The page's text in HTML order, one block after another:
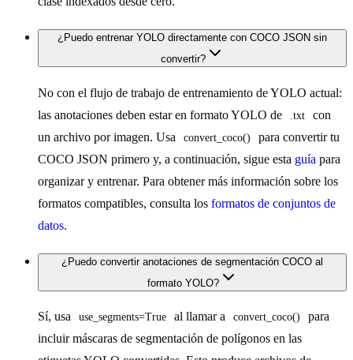
¿Puedo entrenar YOLO directamente con COCO JSON sin
convertir?
No con el flujo de trabajo de entrenamiento de YOLO actual:
las anotaciones deben estar en formato YOLO de
.txt
con
un archivo por imagen. Usa
convert_coco()
para convertir tu
COCO JSON primero y, a continuación, sigue esta guía para
organizar y entrenar. Para obtener más información sobre los
formatos compatibles, consulta los formatos de conjuntos de
datos.
¿Puedo convertir anotaciones de segmentación COCO al
formato YOLO?
Sí, usa use_segments=True al llamar a convert_coco()
para
incluir máscaras de segmentación de polígonos en las